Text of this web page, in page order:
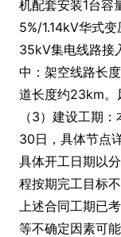
机配套安装1台
5%/1.14kV华式
35kV集电线路接
中：架空线路长
道长度约23km。
（3）建设工期
30日，具体节点
具体开工日期以
程按期完工目标
上述合同工期已
等不确定因素可